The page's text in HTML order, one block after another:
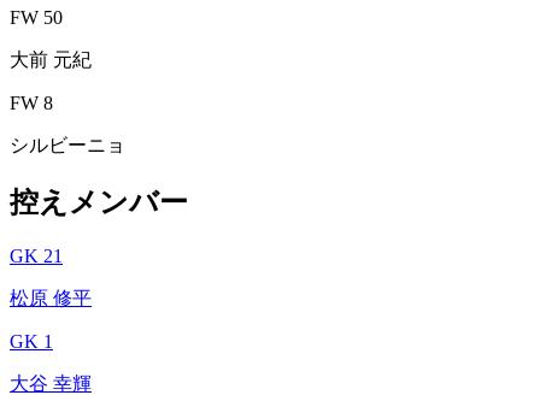
FW 50
大前 元紀
FW 8
シルビーニョ
控えメンバー
GK 21
松原 修平
GK 1
大谷 幸輝